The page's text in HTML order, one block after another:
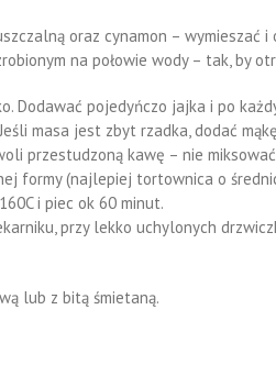
oraz cynamon – wymieszać
na połowie wody – tak, by
Dodawać pojedyńczo jajka i po
masa jest zbyt rzadka, dodać
przestudzoną kawę – nie
formy (najlepiej tortownica o
i piec ok 60 minut.
przy lekko uchylonych
lub z bitą śmietaną.